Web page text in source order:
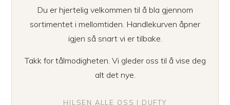
Du er hjertelig velkommen til å bla gjennom
sortimentet i mellomtiden. Handlekurven åpner
igjen så snart vi er tilbake.
Takk for tålmodigheten. Vi gleder oss til å vise deg
alt det nye.
HILSEN ALLE OSS I DUFTY